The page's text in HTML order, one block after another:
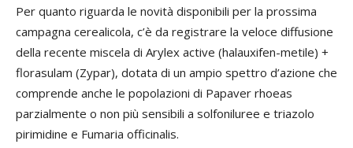
Per quanto riguarda le novità disponibili per la prossima
campagna cerealicola, c’è da registrare la veloce diffusione
della recente miscela di Arylex active (halauxifen-metile) +
florasulam (Zypar), dotata di un ampio spettro d’azione che
comprende anche le popolazioni di Papaver rhoeas
parzialmente o non più sensibili a solfoniluree e triazolo
pirimidine e Fumaria officinalis.